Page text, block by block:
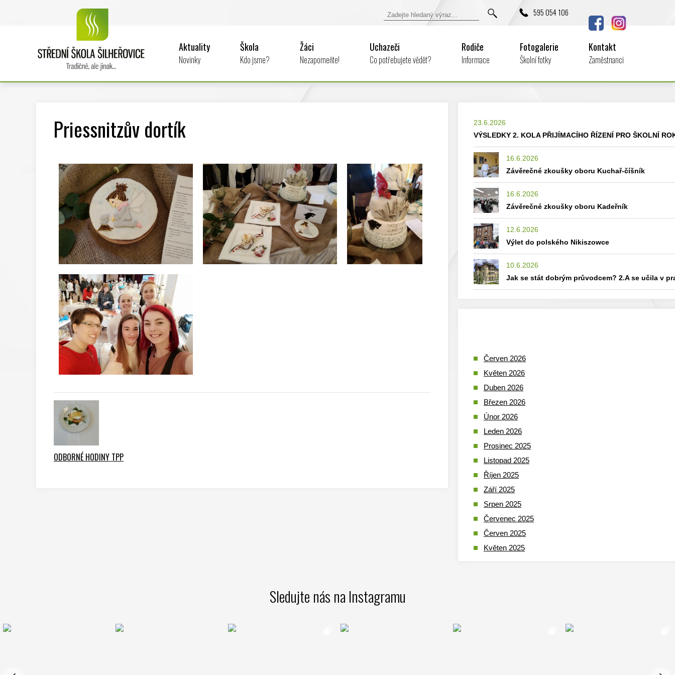
595 054 106
Aktuality
Novinky
Škola
Kdo jsme?
Žáci
Nezapomeňte!
Uchazeči
Co potřebujete vědět?
Rodiče
Informace
Fotogalerie
Školní fotky
Kontakt
Zaměstnanci
Priessnitzův dortík
ODBORNÉ HODINY TPP
23.6.2026
VÝSLEDKY 2. KOLA PŘIJÍMACÍHO ŘÍZENÍ PRO ŠKOLNÍ
16.6.2026
Závěrečné zkoušky oboru Kuchař-číšník
16.6.2026
Závěrečné zkoušky oboru Kadeřník
12.6.2026
Výlet do polského Nikiszowce
10.6.2026
Jak se stát dobrým průvodcem? 2.A se učila v
Červen 2026
Květen 2026
Duben 2026
Březen 2026
Únor 2026
Leden 2026
Prosinec 2025
Listopad 2025
Říjen 2025
Září 2025
Srpen 2025
Červenec 2025
Červen 2025
Květen 2025
Sledujte nás na Instagramu